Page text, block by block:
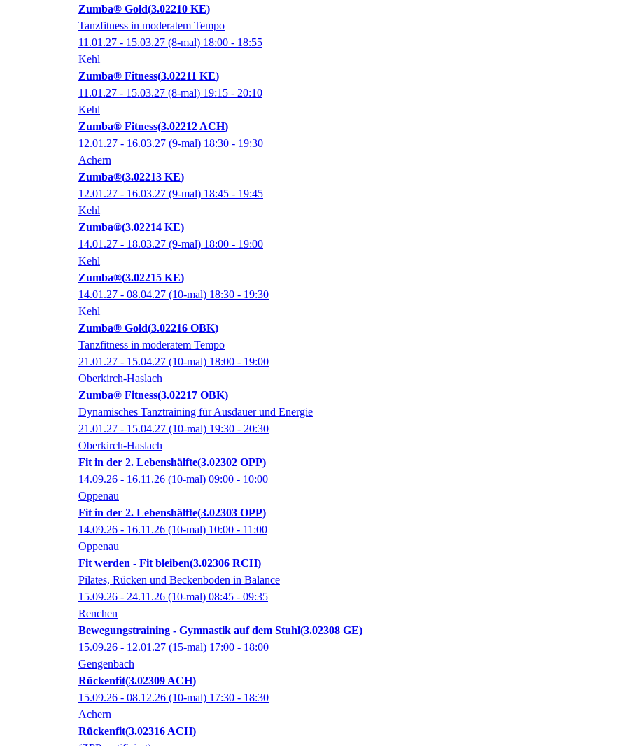
Zumba® Gold 3.02210 KE
Tanzfitness in moderatem Tempo
11.01.27 - 15.03.27 (8-mal) 18:00 - 18:55
Kehl
Zumba® Fitness 3.02211 KE
11.01.27 - 15.03.27 (8-mal) 19:15 - 20:10
Kehl
Zumba® Fitness 3.02212 ACH
12.01.27 - 16.03.27 (9-mal) 18:30 - 19:30
Achern
Zumba® 3.02213 KE
12.01.27 - 16.03.27 (9-mal) 18:45 - 19:45
Kehl
Zumba® 3.02214 KE
14.01.27 - 18.03.27 (9-mal) 18:00 - 19:00
Kehl
Zumba® 3.02215 KE
14.01.27 - 08.04.27 (10-mal) 18:30 - 19:30
Kehl
Zumba® Gold 3.02216 OBK
Tanzfitness in moderatem Tempo
21.01.27 - 15.04.27 (10-mal) 18:00 - 19:00
Oberkirch-Haslach
Zumba® Fitness 3.02217 OBK
Dynamisches Tanztraining für Ausdauer und Energie
21.01.27 - 15.04.27 (10-mal) 19:30 - 20:30
Oberkirch-Haslach
Fit in der 2. Lebenshälfte 3.02302 OPP
14.09.26 - 16.11.26 (10-mal) 09:00 - 10:00
Oppenau
Fit in der 2. Lebenshälfte 3.02303 OPP
14.09.26 - 16.11.26 (10-mal) 10:00 - 11:00
Oppenau
Fit werden - Fit bleiben 3.02306 RCH
Pilates, Rücken und Beckenboden in Balance
15.09.26 - 24.11.26 (10-mal) 08:45 - 09:35
Renchen
Bewegungstraining - Gymnastik auf dem Stuhl 3.02308 GE
15.09.26 - 12.01.27 (15-mal) 17:00 - 18:00
Gengenbach
Rückenfit 3.02309 ACH
15.09.26 - 08.12.26 (10-mal) 17:30 - 18:30
Achern
Rückenfit 3.02316 ACH